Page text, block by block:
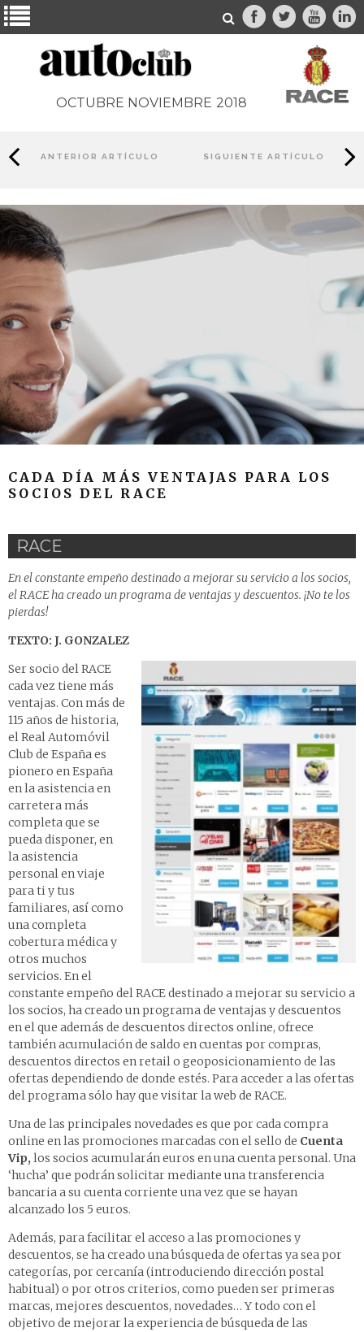
OCTUBRE NOVIEMBRE 2018
ANTERIOR ARTÍCULO SIGUIENTE ARTÍCULO
CADA DÍA MÁS VENTAJAS PARA LOS
SOCIOS DEL RACE
RACE
En el constante empeño destinado a mejorar su servicio a los socios,
el RACE ha creado un programa de ventajas y descuentos. ¡No te los
pierdas!
TEXTO: J. GONZALEZ
Ser socio del RACE
cada vez tiene más
ventajas. Con más de
115 años de historia,
el Real Automóvil
Club de España es
pionero en España
en la asistencia en
carretera más
completa que se
pueda disponer, en
la asistencia
personal en viaje
para ti y tus
familiares, así como
una completa
cobertura médica y
otros muchos
servicios. En el
constante empeño del RACE destinado a mejorar su servicio a
los socios, ha creado un programa de ventajas y descuentos
en el que además de descuentos directos online, ofrece
también acumulación de saldo en cuentas por compras,
descuentos directos en retail o geoposicionamiento de las
ofertas dependiendo de donde estés. Para acceder a las ofertas
del programa sólo hay que visitarla web de RACE.
Una de las principales novedades es que por cada compra
online en las promociones marcadas con el sello de Cuenta
Vip, los socios acumularán euros en una cuenta personal. Una
‘hucha’ que podrán solicitar mediante una transferencia
bancaria a su cuenta corriente una vez que se hayan
alcanzado los 5 euros.
Además, para facilitar el acceso a las promociones y
descuentos, se ha creado una búsqueda de ofertas ya sea por
categorías, por cercanía (introduciendo dirección postal
habitual) o por otros criterios, como pueden ser primeras
marcas, mejores descuentos, novedades… Y todo con el
objetivo de mejorar la experiencia de búsqueda de las